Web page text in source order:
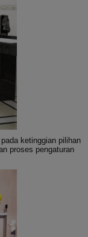
ketinggian pilihan
proses pengaturan